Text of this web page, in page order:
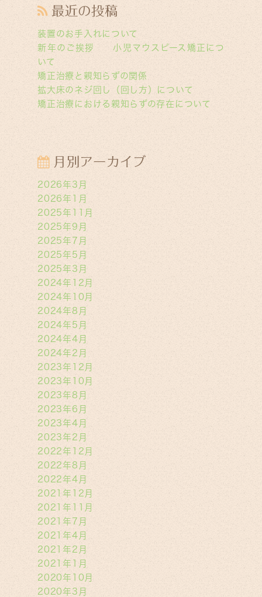
最近の投稿
装置のお手入れについて
新年のご挨拶 小児マウスピース矯正につ
いて
矯正治療と親知らずの関係
拡大床のネジ回し（回し方）について
矯正治療における親知らずの存在について
月別アーカイブ
2026年3月
2026年1月
2025年11月
2025年9月
2025年7月
2025年5月
2025年3月
2024年12月
2024年10月
2024年8月
2024年5月
2024年4月
2024年2月
2023年12月
2023年10月
2023年8月
2023年6月
2023年4月
2023年2月
2022年12月
2022年8月
2022年4月
2021年12月
2021年11月
2021年7月
2021年4月
2021年2月
2021年1月
2020年10月
2020年3月